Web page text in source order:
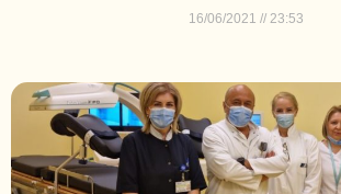
16/06/2021 23:53